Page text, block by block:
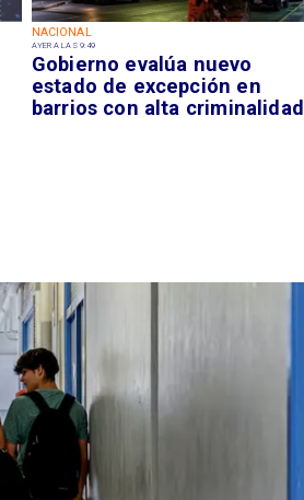
NACIONAL
AYER A LAS 9:49
Gobierno evalúa nuevo
estado de excepción en
barrios con alta criminalidad